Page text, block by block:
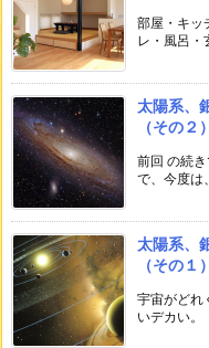
部屋・キッ
レ・風呂・
太陽系、
（その２）
前回 の続
で、今度は
太陽系、
（その１）
宇宙がどれ
いデカい。